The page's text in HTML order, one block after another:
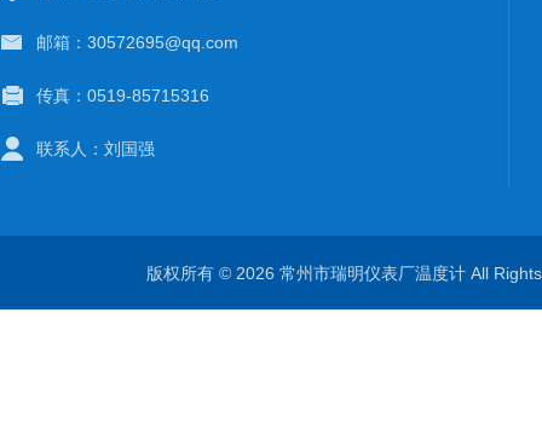
邮箱：30572695@qq.com
传真：0519-85715316
联系人：刘国强
版权所有 © 2026 常州市瑞明仪表厂温度计 All